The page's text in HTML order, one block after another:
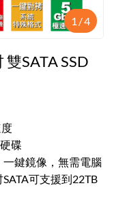
1 /4
SATA SSD
碟
鍵鏡像，無需電腦
可支援到22TB